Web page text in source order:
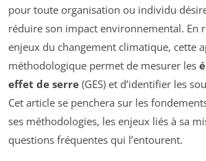
pour toute organisation ou individu
réduire son impact environnemental. En
enjeux du changement climatique, cette
méthodologique permet de mesurer les
effet de serre (GES) et d’identifier les
Cet article se penchera sur les
ses méthodologies, les enjeux liés à sa
questions fréquentes qui l’entourent.